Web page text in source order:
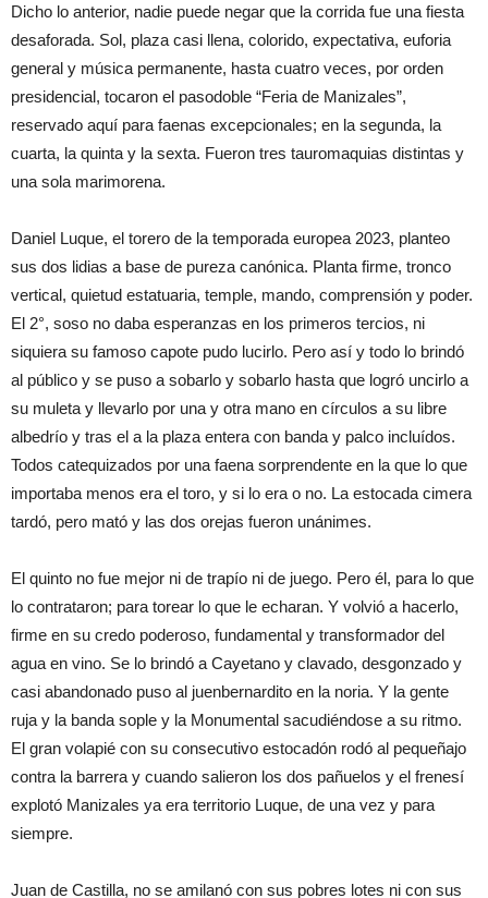
Dicho lo anterior, nadie puede negar que la corrida fue una fiesta
desaforada. Sol, plaza casi llena, colorido, expectativa, euforia
general y música permanente, hasta cuatro veces, por orden
presidencial, tocaron el pasodoble “Feria de Manizales”,
reservado aquí para faenas excepcionales; en la segunda, la
cuarta, la quinta y la sexta. Fueron tres tauromaquias distintas y
una sola marimorena.
Daniel Luque, el torero de la temporada europea 2023, planteo
sus dos lidias a base de pureza canónica. Planta firme, tronco
vertical, quietud estatuaria, temple, mando, comprensión y poder.
El 2°, soso no daba esperanzas en los primeros tercios, ni
siquiera su famoso capote pudo lucirlo. Pero así y todo lo brindó
al público y se puso a sobarlo y sobarlo hasta que logró uncirlo a
su muleta y llevarlo por una y otra mano en círculos a su libre
albedrío y tras el a la plaza entera con banda y palco incluídos.
Todos catequizados por una faena sorprendente en la que lo que
importaba menos era el toro, y si lo era o no. La estocada cimera
tardó, pero mató y las dos orejas fueron unánimes.
El quinto no fue mejor ni de trapío ni de juego. Pero él, para lo que
lo contrataron; para torear lo que le echaran. Y volvió a hacerlo,
firme en su credo poderoso, fundamental y transformador del
agua en vino. Se lo brindó a Cayetano y clavado, desgonzado y
casi abandonado puso al juenbernardito en la noria. Y la gente
ruja y la banda sople y la Monumental sacudiéndose a su ritmo.
El gran volapié con su consecutivo estocadón rodó al pequeñajo
contra la barrera y cuando salieron los dos pañuelos y el frenesí
explotó Manizales ya era territorio Luque, de una vez y para
siempre.
Juan de Castilla, no se amilanó con sus pobres lotes ni con sus